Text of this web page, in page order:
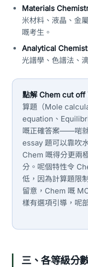
Materials
米材料、液晶、金
嘅考生。
Analytical
光譜學、色譜法、
點解 Chem cut off
算題（Mole
equation、
嘅正確答案——啱
essay 題可以靠吹
Chem 嘅得分更兩
分。呢個特性令
低，因為計算題限
留意，Chem 嘅
樣有選項引導，呢
三、各等級分